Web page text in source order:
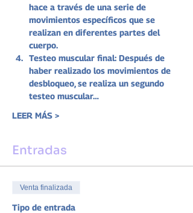
hace a través de una serie de
movimientos específicos que se
realizan en diferentes partes del
cuerpo.
Testeo muscular final: Después de
haber realizado los movimientos de
desbloqueo, se realiza un segundo
testeo muscular…
LEER MÁS >
Entradas
Venta finalizada
Tipo de entrada